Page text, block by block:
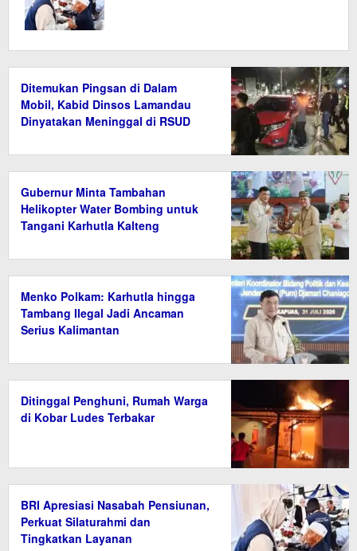
Ditemukan Pingsan di Dalam
Mobil, Kabid Dinsos Lamandau
Dinyatakan Meninggal di RSUD
Gubernur Minta Tambahan
Helikopter Water Bombing untuk
Tangani Karhutla Kalteng
Menko Polkam: Karhutla hingga
Tambang Ilegal Jadi Ancaman
Serius Kalimantan
Ditinggal Penghuni, Rumah Warga
di Kobar Ludes Terbakar
BRI Apresiasi Nasabah Pensiunan,
Perkuat Silaturahmi dan
Tingkatkan Layanan